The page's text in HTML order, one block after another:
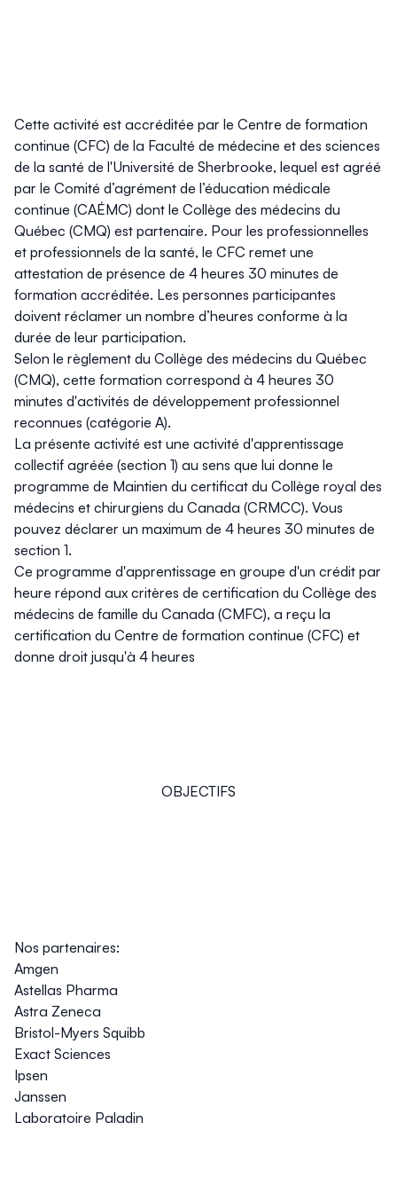
Cette activité est accréditée par le Centre de formation
continue (CFC) de la Faculté de médecine et des sciences
de la santé de l'Université de Sherbrooke, lequel est agréé
par le Comité d’agrément de l’éducation médicale
continue (CAÉMC) dont le Collège des médecins du
Québec (CMQ) est partenaire. Pour les professionnelles
et professionnels de la santé, le CFC remet une
attestation de présence de 4 heures 30 minutes de
formation accréditée. Les personnes participantes
doivent réclamer un nombre d’heures conforme à la
durée de leur participation.
Selon le règlement du Collège des médecins du Québec
(CMQ), cette formation correspond à 4 heures 30
minutes d'activités de développement professionnel
reconnues (catégorie A).
La présente activité est une activité d'apprentissage
collectif agréée (section 1) au sens que lui donne le
programme de Maintien du certificat du Collège royal des
médecins et chirurgiens du Canada (CRMCC). Vous
pouvez déclarer un maximum de 4 heures 30 minutes de
section 1.
Ce programme d'apprentissage en groupe d'un crédit par
heure répond aux critères de certification du Collège des
médecins de famille du Canada (CMFC), a reçu la
certification du Centre de formation continue (CFC) et
donne droit jusqu'à 4 heures
OBJECTIFS
Nos partenaires:
Amgen
Astellas Pharma
Astra Zeneca
Bristol-Myers Squibb
Exact Sciences
Ipsen
Janssen
Laboratoire Paladin